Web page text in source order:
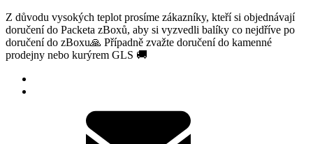
Z důvodu vysokých teplot prosíme zákazníky, kteří si objednávají
doručení do Packeta zBoxů, aby si vyzvedli balíky co nejdříve po
doručení do zBoxu🙏 Případně zvažte doručení do kamenné
prodejny nebo kurýrem GLS 🚚